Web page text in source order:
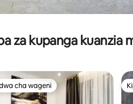
za kupanga kuanzia
cha wageni
cha wageni